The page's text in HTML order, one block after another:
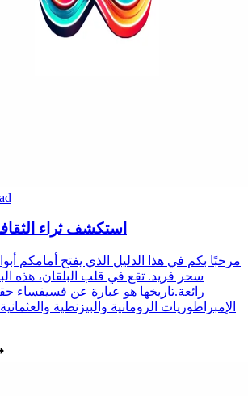
استكشف ثراء
مرحبًا بكم في هذا الدليل الذي يفتح أمامكم
سحر فريد. تقع في قلب البلقان، هذه
رائعة.تاريخها هو عبارة عن فسيفساء
الإمبراطوريات الرومانية والبيزنطية